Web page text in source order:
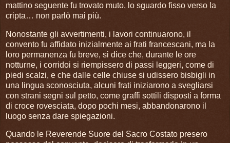
mattino seguente fu trovato muto, lo sguardo fisso verso la
cripta… non parlò mai più.
Nonostante gli avvertimenti, i lavori continuarono, il
convento fu affidato inizialmente ai frati francescani, ma la
loro permanenza fu breve, si dice che, durante le ore
notturne, i corridoi si riempissero di passi leggeri, come di
piedi scalzi, e che dalle celle chiuse si udissero bisbigli in
una lingua sconosciuta, alcuni frati iniziarono a svegliarsi
con strani segni sul petto, come graffi sottili disposti a forma
di croce rovesciata, dopo pochi mesi, abbandonarono il
luogo senza dare spiegazioni.
Quando le Reverende Suore del Sacro Costato presero